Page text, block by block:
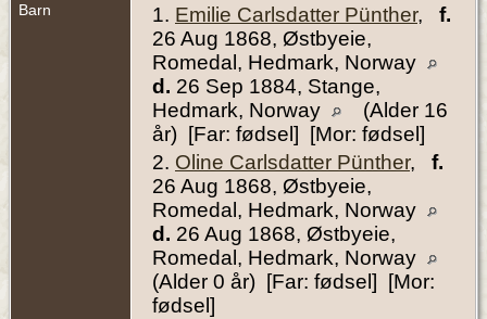
Barn 1. Emilie Carlsdatter Pünther, f.
26 Aug 1868, Østbyeie,
Romedal, Hedmark, Norway
d. 26 Sep 1884, Stange,
Hedmark, Norway
(Alder 16
år) [Far: fødsel] [Mor: fødsel]
2. Oline Carlsdatter Pünther, f.
26 Aug 1868, Østbyeie,
Romedal, Hedmark, Norway
d. 26 Aug 1868, Østbyeie,
Romedal, Hedmark, Norway
(Alder 0 år) [Far: fødsel] [Mor:
fødsel]